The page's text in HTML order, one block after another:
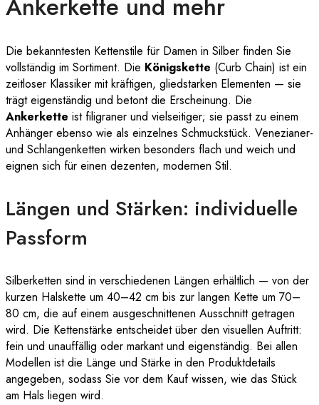
Die bekanntesten Kettenstile für Damen in Silber finden Sie
vollständig im Sortiment. Die Königskette (Curb Chain) ist ein
zeitloser Klassiker mit kräftigen, gliedstarken Elementen — sie
trägt eigenständig und betont die Erscheinung. Die
Ankerkette ist filigraner und vielseitiger; sie passt zu einem
Anhänger ebenso wie als einzelnes Schmuckstück. Venezianer-
und Schlangenketten wirken besonders flach und weich und
eignen sich für einen dezenten, modernen Stil.
Längen und Stärken: individuelle
Passform
Silberketten sind in verschiedenen Längen erhältlich — von der
kurzen Halskette um 40–42 cm bis zur langen Kette um 70–
80 cm, die auf einem ausgeschnittenen Ausschnitt getragen
wird. Die Kettenstärke entscheidet über den visuellen Auftritt:
fein und unauffällig oder markant und eigenständig. Bei allen
Modellen ist die Länge und Stärke in den Produktdetails
angegeben, sodass Sie vor dem Kauf wissen, wie das Stück
am Hals liegen wird.